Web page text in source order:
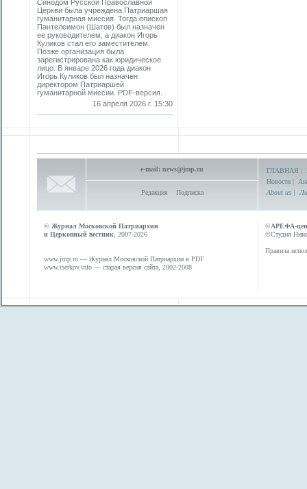
Синодом Русской Православной
Церкви была учреждена Патриаршая
гуманитарная миссия. Тогда епископ
Пантелеимон (Шатов) был назначен
ее руководителем, а диакон Игорь
Куликов стал его заместителем.
Позже организация была
зарегистрирована как юридическое
лицо. В январе 2026 года диакон
Игорь Куликов был назначен
директором Патриаршей
гуманитарной миссии. PDF-версия.
16 апреля 2026 г. 15:30
e-mail: news@jmp.ru
Редакция Подписка
ГЛАВНАЯ |
Новости |
About us |
© Журнал Московской Патриархии
и Церковный вестник , 2007-2026
www.jmp.ru — Журнал Московской Патриархии в PDF
www.tserkov.info — старая версия сайта, 2002-2008
©АРЕФА-
©Студия
Правила